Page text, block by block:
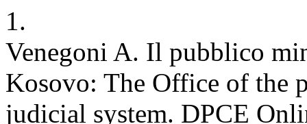
1.
Venegoni A. Il pubblico
Kosovo: The Office of the
judicial system. DPCE